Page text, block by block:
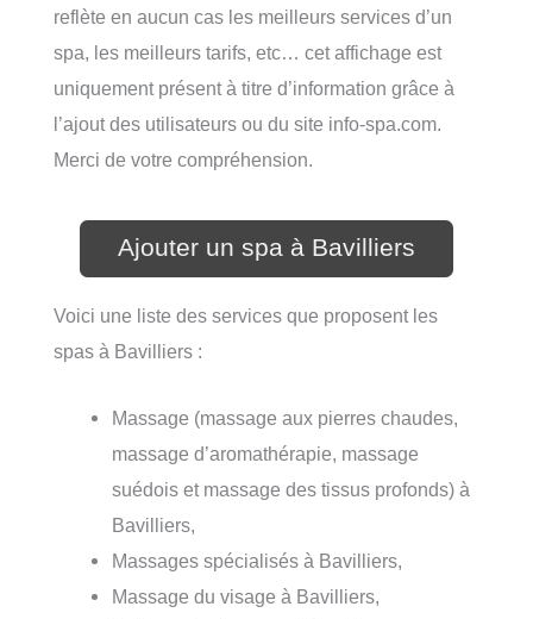
reflète en aucun cas les meilleurs services d’un
spa, les meilleurs tarifs, etc… cet affichage est
uniquement présent à titre d’information grâce à
l’ajout des utilisateurs ou du site info-spa.com.
Merci de votre compréhension.
Ajouter un spa à Bavilliers
Voici une liste des services que proposent les
spas à Bavilliers :
Massage (massage aux pierres chaudes,
massage d’aromathérapie, massage
suédois et massage des tissus profonds) à
Bavilliers,
Massages spécialisés à Bavilliers,
Massage du visage à Bavilliers,